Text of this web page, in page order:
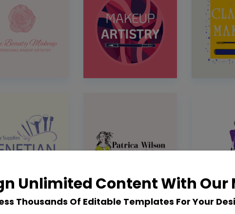
Unlimited Content With Our
Thousands Of Editable Templates For Your